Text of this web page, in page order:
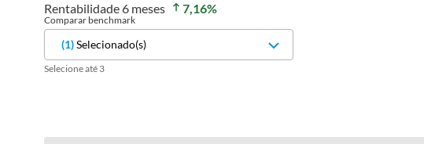
Rentabilidade 6 meses 7,16%
Comparar benchmark
(1)Selecionado(s)
Selecione até 3